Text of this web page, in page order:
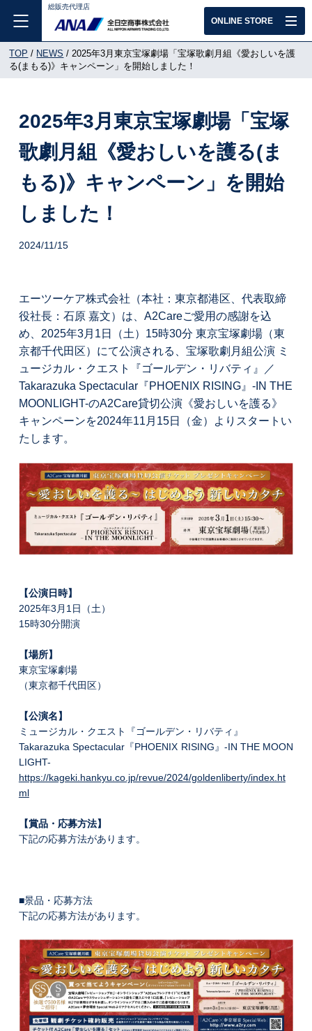
総販売代理店
TOP NEWS
2025年3月東京宝塚劇場「宝塚歌劇月組《愛おしいを護
る(まもる)》キャンペーン」を開始しました！
2025年3月東京宝塚劇場「宝塚
歌劇月組《愛おしいを護る(ま
もる)》キャンペーン」を開始
しました！
2024/11/15
エーツーケア株式会社（本社：東京都港区、代表取締
役社長：石原 嘉文）は、A2Careご愛用の感謝を込
め、2025年3月1日（土）15時30分 東京宝塚劇場（東
京都千代田区）にて公演される、宝塚歌劇月組公演 ミ
ュージカル・クエスト『ゴールデン・リバティ』／
Takarazuka Spectacular『PHOENIX RISING』-IN THE
MOONLIGHT-のA2Care貸切公演《愛おしいを護る》
キャンペーンを2024年11月15日（金）よりスタートい
たします。
【公演日時】
2025年3月1日（土）
15時30分開演
【場所】
東京宝塚劇場
（東京都千代田区）
【公演名】
ミュージカル・クエスト『ゴールデン・リバティ』
Takarazuka Spectacular『PHOENIX RISING』-IN THE MOON
LIGHT-
https://kageki.hankyu.co.jp/revue/2024/goldenliberty/index.ht
ml
【賞品・応募方法】
下記の応募方法があります。
■景品・応募方法
下記の応募方法があります。
ONLINE STORE